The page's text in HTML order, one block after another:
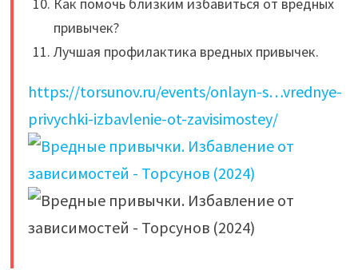
Как помочь близким избавиться от вредных
привычек?
Лучшая профилактика вредных привычек.
https://torsunov.ru/events/onlayn-s…vrednye-
privychki-izbavlenie-ot-zavisimostey/